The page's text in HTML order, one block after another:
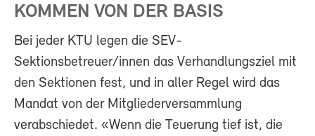
KOMMEN VON DER BASIS
Bei jeder KTU legen die SEV-
Sektionsbetreuer/innen das Verhandlungsziel mit
den Sektionen fest, und in aller Regel wird das
Mandat von der Mitgliederversammlung
verabschiedet. «Wenn die Teuerung tief ist, die